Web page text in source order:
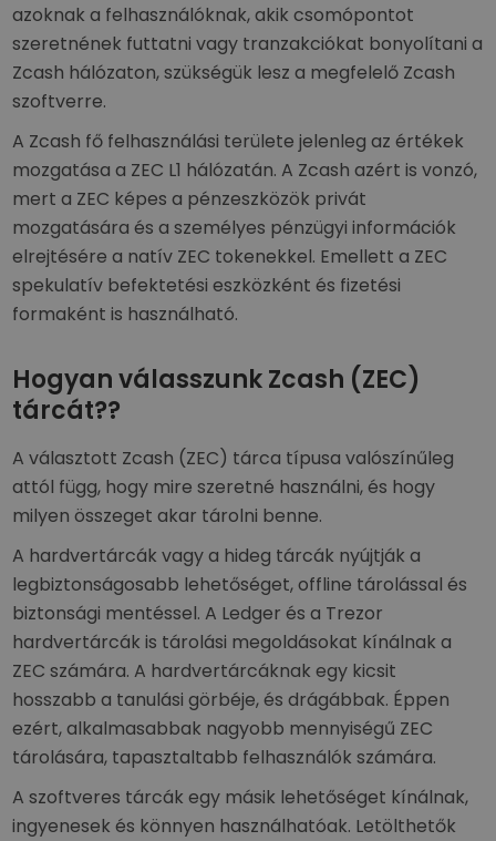
azoknak a felhasználóknak, akik csomópontot
szeretnének futtatni vagy tranzakciókat bonyolítani a
Zcash hálózaton, szükségük lesz a megfelelő Zcash
szoftverre.
A Zcash fő felhasználási területe jelenleg az értékek
mozgatása a ZEC L1 hálózatán. A Zcash azért is vonzó,
mert a ZEC képes a pénzeszközök privát
mozgatására és a személyes pénzügyi információk
elrejtésére a natív ZEC tokenekkel. Emellett a ZEC
spekulatív befektetési eszközként és fizetési
formaként is használható.
Hogyan válasszunk Zcash (ZEC)
tárcát??
A választott Zcash (ZEC) tárca típusa valószínűleg
attól függ, hogy mire szeretné használni, és hogy
milyen összeget akar tárolni benne.
A hardvertárcák vagy a hideg tárcák nyújtják a
legbiztonságosabb lehetőséget, offline tárolással és
biztonsági mentéssel. A Ledger és a Trezor
hardvertárcák is tárolási megoldásokat kínálnak a
ZEC számára. A hardvertárcáknak egy kicsit
hosszabb a tanulási görbéje, és drágábbak. Éppen
ezért, alkalmasabbak nagyobb mennyiségű ZEC
tárolására, tapasztaltabb felhasználók számára.
A szoftveres tárcák egy másik lehetőséget kínálnak,
ingyenesek és könnyen használhatóak. Letölthetők